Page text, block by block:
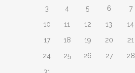
3
4 5 6 7
10
11 12 13 14
17
18 19 20 21
24
25 26 27 28
31